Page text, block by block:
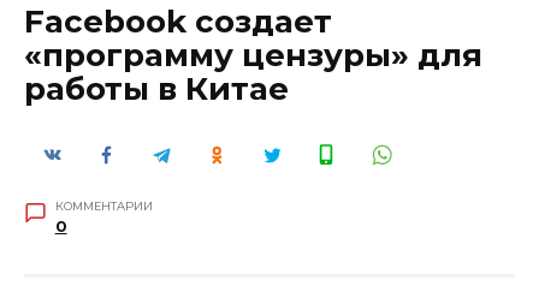
Facebook создает
«программу цензуры» для
работы в Китае
КОММЕНТАРИИ
0